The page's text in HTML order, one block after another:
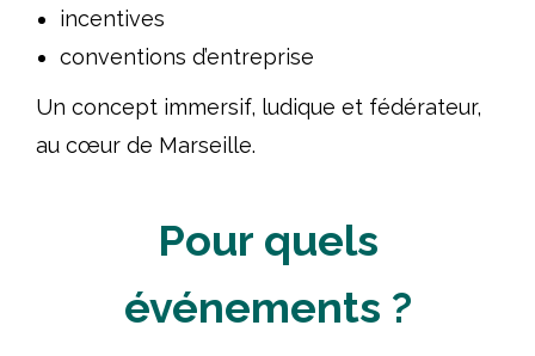
incentives
conventions d’entreprise
Un concept immersif, ludique et fédérateur,
au cœur de Marseille.
Pour quels
événements ?